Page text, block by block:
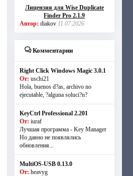
Лицензия для Wise Duplicate
Finder Pro 2.1.9
Автор: diakov 11.07.2026
Комментарии
Right Click Windows Magic 3.0.1
От: uschi21
Hola, buenos d?as, archivo no
ejecutable, ?alguna soluci?n?
KeyCtrl Professional 2.201
От: iuraf
Лучшая программа - Key Manager
Но давно не появлялись
обновления...
MultiOS-USB 0.13.0
От: heavyg